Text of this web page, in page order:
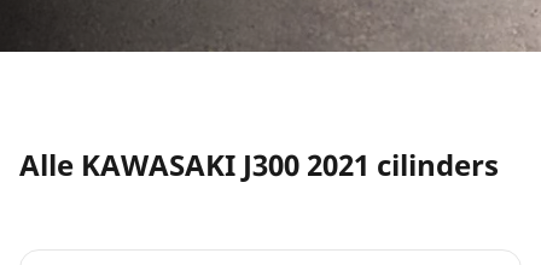
Alle KAWASAKI J300 2021 cilinders